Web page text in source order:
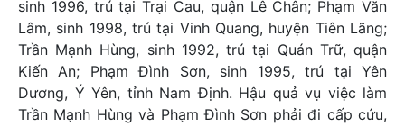
sinh 1996, trú tại Trại Cau, quận Lê Chân; Phạm Văn
Lâm, sinh 1998, trú tại Vinh Quang, huyện Tiên Lãng;
Trần Mạnh Hùng, sinh 1992, trú tại Quán Trữ, quận
Kiến An; Phạm Đình Sơn, sinh 1995, trú tại Yên
Dương, Ý Yên, tỉnh Nam Định. Hậu quả vụ việc làm
Trần Mạnh Hùng và Phạm Đình Sơn phải đi cấp cứu,